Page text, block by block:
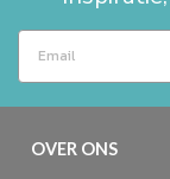
OVER ONS